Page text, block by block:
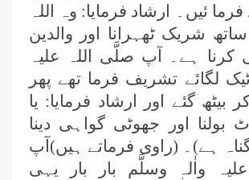
ئیں۔ ارشاد فرمایا: وہ اللہ
شریک ٹھہرانا اور والدین
کرنا ہے۔ آپ صلَّی اللہ علیہ
لگائے تشریف فرما تھے پھر
بیٹھ گئے اور ارشاد فرمایا: یا
بولنا اور جھوٹی گواہی دینا
ہے)۔ (راوی فرماتے ہیں)آپ
واٰلہٖ وسلَّم بار بار یہی